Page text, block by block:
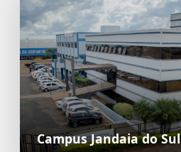
Campus Jandaia do Sul